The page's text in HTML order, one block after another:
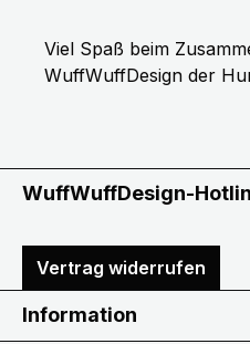
Viel Spaß beim
WuffWuffDesign der
WuffWuffDesign-
Vertrag widerrufen
Information